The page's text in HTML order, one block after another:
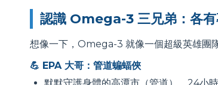
認識 Omega-3 三兄弟：各
想像一下，Omega-3 就像一個超級英雄團
💪 EPA 大哥：管道蝙蝠俠